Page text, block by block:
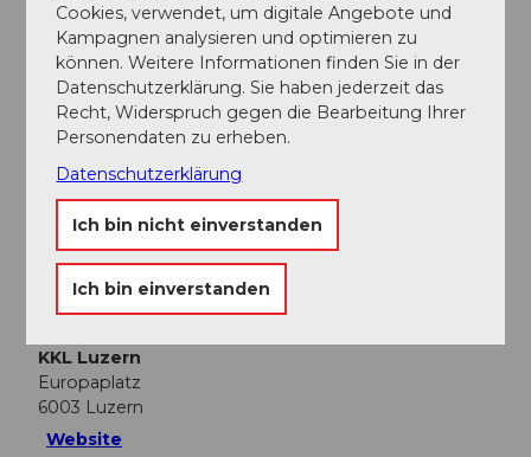
In der Nähe Auf der Karte anschauen
Veranstaltung
Veranstaltungsort
KKL Luzern
Europaplatz
6003 Luzern
Website
Cookies, verwendet, um digitale Angebote und
Kampagnen analysieren und optimieren zu
können. Weitere Informationen finden Sie in der
Datenschutzerklärung. Sie haben jederzeit das
Recht, Widerspruch gegen die Bearbeitung Ihrer
Personendaten zu erheben.
Datenschutzerklärung
Ich bin nicht einverstanden
Ich bin einverstanden